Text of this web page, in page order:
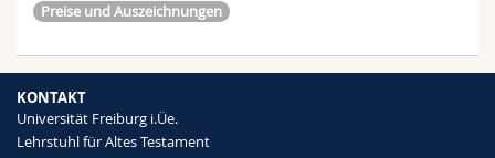
Preise und Auszeichnungen
KONTAKT
Universität Freiburg i.Üe.
Lehrstuhl für Altes Testament